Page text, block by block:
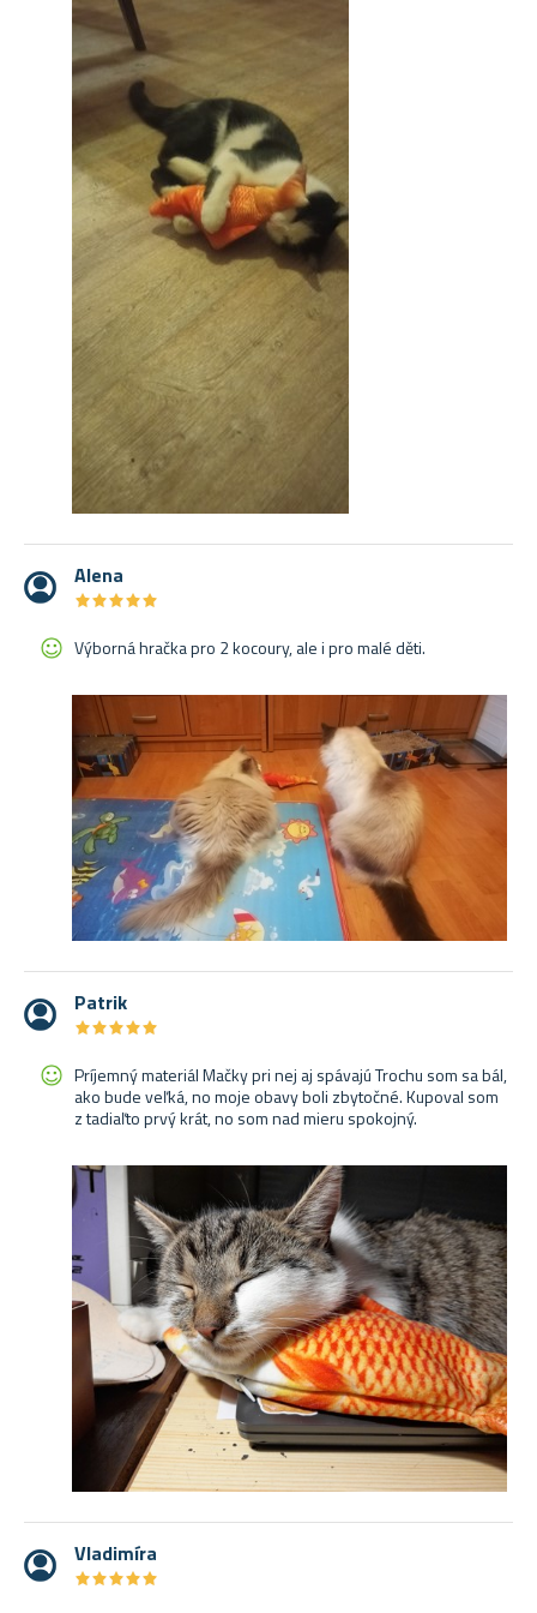
Alena
★★★★★
★★★★★
Výborná hračka pro 2 kocoury, ale i pro malé děti.
Patrik
★★★★★
★★★★★
Príjemný materiál Mačky pri nej aj spávajú Trochu som sa bál,
ako bude veľká, no moje obavy boli zbytočné. Kupoval som
z tadiaľto prvý krát, no som nad mieru spokojný.
Vladimíra
★★★★★
★★★★★